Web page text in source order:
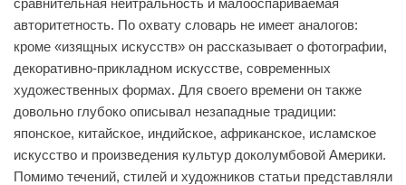
сравнительная нейтральность и малооспариваемая
авторитетность. По охвату словарь не имеет аналогов:
кроме «изящных искусств» он рассказывает о фотографии,
декоративно-прикладном искусстве, современных
художественных формах. Для своего времени он также
довольно глубоко описывал незападные традиции:
японское, китайское, индийское, африканское, исламское
искусство и произведения культур доколумбовой Америки.
Помимо течений, стилей и художников статьи представляли